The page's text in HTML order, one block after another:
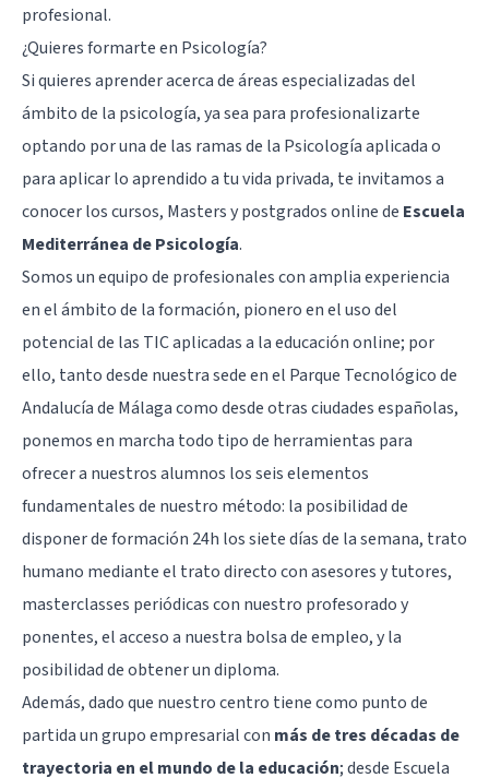
profesional.
¿Quieres formarte en Psicología?
Si quieres aprender acerca de áreas especializadas del
ámbito de la psicología, ya sea para profesionalizarte
optando por una de las ramas de la Psicología aplicada o
para aplicar lo aprendido a tu vida privada, te invitamos a
conocer los cursos, Masters y postgrados online de Escuela
Mediterránea de Psicología.
Somos un equipo de profesionales con amplia experiencia
en el ámbito de la formación, pionero en el uso del
potencial de las TIC aplicadas a la educación online; por
ello, tanto desde nuestra sede en el Parque Tecnológico de
Andalucía de Málaga como desde otras ciudades españolas,
ponemos en marcha todo tipo de herramientas para
ofrecer a nuestros alumnos los seis elementos
fundamentales de nuestro método: la posibilidad de
disponer de formación 24h los siete días de la semana, trato
humano mediante el trato directo con asesores y tutores,
masterclasses periódicas con nuestro profesorado y
ponentes, el acceso a nuestra bolsa de empleo, y la
posibilidad de obtener un diploma.
Además, dado que nuestro centro tiene como punto de
partida un grupo empresarial con más de tres décadas de
trayectoria en el mundo de la educación; desde Escuela